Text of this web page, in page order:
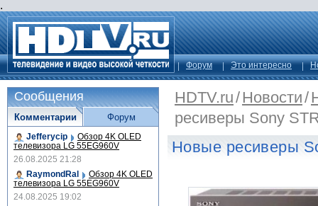
.
Форум Это интересно
HDTV.ru/Новости/
ресиверы Sony
Новые ресиверы
Сообщения
Комментарии
Jefferycip Обзор 4K OLED
телевизора LG 55EG960V
26.08.2025 21:28
RaymondRal
Обзор 4K OLED
телевизора LG 55EG960V
24.08.2025 19:02
Форум